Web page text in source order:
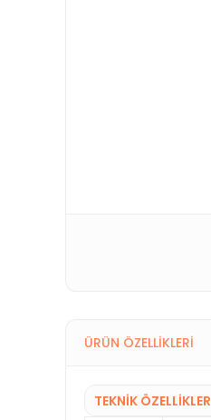
ÜRÜN ÖZELLIKLERI
TEKNİK ÖZELLİKLER